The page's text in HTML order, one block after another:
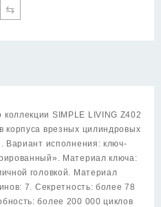
⇆
SIMPLE LIVING Z402
корпуса врезных цилиндровых
Вариант исполнения: ключ-
Материал ключа:
головкой. Материал
7. Секретность: более 78
более 200 000 циклов